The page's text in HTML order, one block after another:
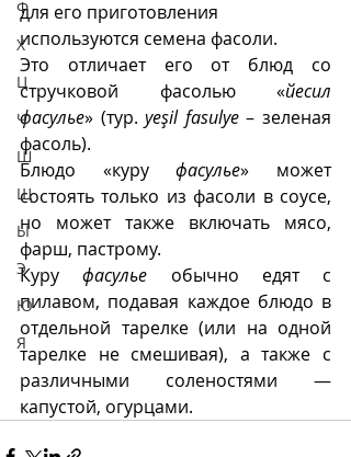
Ф
Х
Ц
Ч
Ш
Щ
Ы
Э
Ю
Я
для его приготовления
используются семена фасоли.
Это отличает его от блюд со
стручковой фасолью «йесил
фасулье» (тур. yeşil fasulye – зеленая
фасоль).
Блюдо «куру фасулье» может
состоять только из фасоли в соусе,
но может также включать мясо,
фарш, пастрому.
Куру фасулье обычно едят с
пилавом, подавая каждое блюдо в
отдельной тарелке (или на одной
тарелке не смешивая), а также с
различными соленостями —
капустой, огурцами.